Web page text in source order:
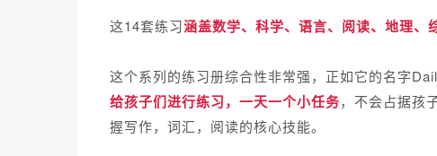
这14套练习涵盖数学、科学、语言、阅读、地理、
这个系列的练习册综合性非常强， 正如它的名字
给孩子们进行练习，一天一个小任务，不会占据孩
握写作，词汇，阅读的核心技能。